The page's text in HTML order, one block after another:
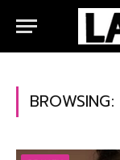
BROWSING: